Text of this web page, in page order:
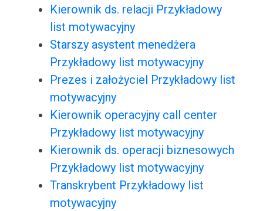
Kierownik ds. relacji Przykładowy
list motywacyjny
Starszy asystent menedżera
Przykładowy list motywacyjny
Prezes i założyciel Przykładowy list
motywacyjny
Kierownik operacyjny call center
Przykładowy list motywacyjny
Kierownik ds. operacji biznesowych
Przykładowy list motywacyjny
Transkrybent Przykładowy list
motywacyjny